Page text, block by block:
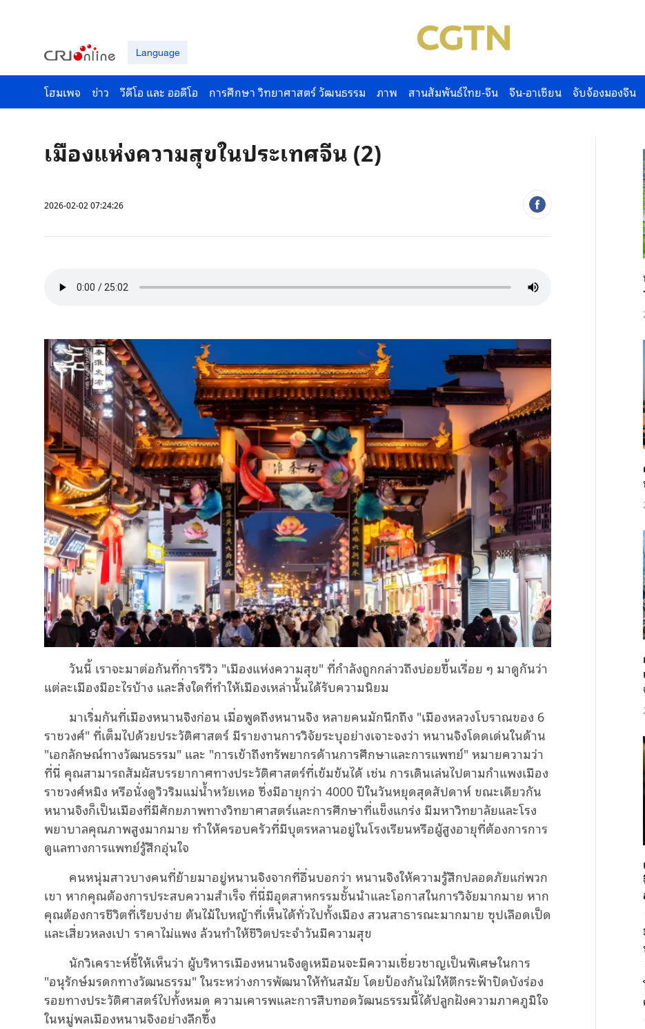
Language
โฮมเพจ ข่าว วีดีโอ และ ออดีโอ การศึกษา วิทยาศาสตร์ วัฒนธรรม ภาพ สานสัมพันธ์ไทย-จีน จีน-อาเซียน จับจ้องมองจีน
เมืองแห่งความสุขในประเทศจีน (2)
2026-02-02 07:24:26
วันนี้ เราจะมาต่อกันที่การรีวิว "เมืองแห่งความสุข" ที่กำลังถูกกล่าวถึงบ่อยขึ้นเรื่อย ๆ มาดูกันว่า
แต่ละเมืองมีอะไรบ้าง และสิ่งใดที่ทำให้เมืองเหล่านั้นได้รับความนิยม
มาเริ่มกันที่เมืองหนานจิงก่อน เมื่อพูดถึงหนานจิง หลายคนมักนึกถึง "เมืองหลวงโบราณของ 6
ราชวงศ์" ที่เต็มไปด้วยประวัติศาสตร์ มีรายงานการวิจัยระบุอย่างเจาะจงว่า หนานจิงโดดเด่นในด้าน
"เอกลักษณ์ทางวัฒนธรรม" และ "การเข้าถึงทรัพยากรด้านการศึกษาและการแพทย์" หมายความว่า
ที่นี่ คุณสามารถสัมผัสบรรยากาศทางประวัติศาสตร์ที่เข้มข้นได้ เช่น การเดินเล่นไปตามกำแพงเมือง
ราชวงศ์หมิง หรือนั่งดูวิวริมแม่น้ำหวัยเหอ ซึ่งมีอายุกว่า 4000 ปีในวันหยุดสุดสัปดาห์ ขณะเดียวกัน
หนานจิงก็เป็นเมืองที่มีศักยภาพทางวิทยาศาสตร์และการศึกษาที่แข็งแกร่ง มีมหาวิทยาลัยและโรง
พยาบาลคุณภาพสูงมากมาย ทำให้ครอบครัวที่มีบุตรหลานอยู่ในโรงเรียนหรือผู้สูงอายุที่ต้องการการ
ดูแลทางการแพทย์รู้สึกอุ่นใจ
คนหนุ่มสาวบางคนที่ย้ายมาอยู่หนานจิงจากที่อื่นบอกว่า หนานจิงให้ความรู้สึกปลอดภัยแก่พวก
เขา หากคุณต้องการประสบความสำเร็จ ที่นี่มีอุตสาหกรรมชั้นนำและโอกาสในการวิจัยมากมาย หาก
คุณต้องการชีวิตที่เรียบง่าย ต้นไม้ใบหญ้าที่เห็นได้ทั่วไปทั้งเมือง สวนสาธารณะมากมาย ซุปเลือดเป็ด
และเสี่ยวหลงเปา ราคาไม่แพง ล้วนทำให้ชีวิตประจำวันมีความสุข
นักวิเคราะห์ชี้ให้เห็นว่า ผู้บริหารเมืองหนานจิงดูเหมือนจะมีความเชี่ยวชาญเป็นพิเศษในการ
"อนุรักษ์มรดกทางวัฒนธรรม" ในระหว่างการพัฒนาให้ทันสมัย โดยป้องกันไม่ให้ตึกระฟ้าปิดบังร่อง
รอยทางประวัติศาสตร์ไปทั้งหมด ความเคารพและการสืบทอดวัฒนธรรมนี้ได้ปลูกฝังความภาคภูมิใจ
ในหมู่พลเมืองหนานจิงอย่างลึกซึ้ง